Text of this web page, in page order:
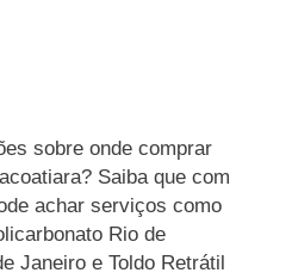
sobre onde comprar
Saiba que com
achar serviços como
Rio de
Janeiro e Toldo Retrátil